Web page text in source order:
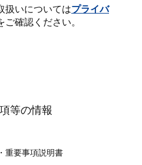
扱いについてはプライバ
ご確認ください。
等の情報
重要事項説明書